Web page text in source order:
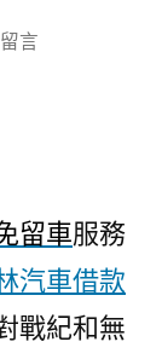
言
留車服務
汽車借款
戰紀和無